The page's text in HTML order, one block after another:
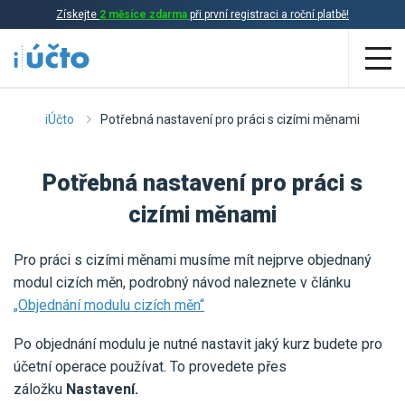
Získejte 2 měsíce zdarma při první registraci a roční platbě!
Aplikace
Přehled funkcí
Online účetnictví
Online daňová evidence
Ceník
Účetní služby
iÚčto Potřebná nastavení pro práci s cizími měnami
Potřebná nastavení pro práci s
cizími měnami
Pro práci s cizími měnami musíme mít nejprve objednaný
modul cizích měn, podrobný návod naleznete v článku
„Objednání modulu cizích měn“
Po objednání modulu je nutné nastavit jaký kurz budete pro
účetní operace používat. To provedete přes
záložku Nastavení.